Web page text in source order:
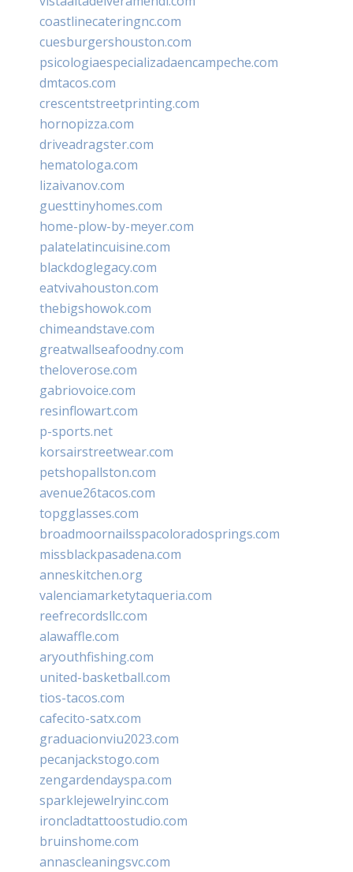
coastlinecateringnc.com
cuesburgershouston.com
psicologiaespecializadaencampeche.com
dmtacos.com
crescentstreetprinting.com
hornopizza.com
driveadragster.com
hematologa.com
lizaivanov.com
guesttinyhomes.com
home-plow-by-meyer.com
palatelatincuisine.com
blackdoglegacy.com
eatvivahouston.com
thebigshowok.com
chimeandstave.com
greatwallseafoodny.com
theloverose.com
gabriovoice.com
resinflowart.com
p-sports.net
korsairstreetwear.com
petshopallston.com
avenue26tacos.com
topgglasses.com
broadmoornailsspacoloradosprings.com
missblackpasadena.com
anneskitchen.org
valenciamarketytaqueria.com
reefrecordsllc.com
alawaffle.com
aryouthfishing.com
united-basketball.com
tios-tacos.com
cafecito-satx.com
graduacionviu2023.com
pecanjackstogo.com
zengardendayspa.com
sparklejewelryinc.com
ironcladtattoostudio.com
bruinshome.com
annascleaningsvc.com